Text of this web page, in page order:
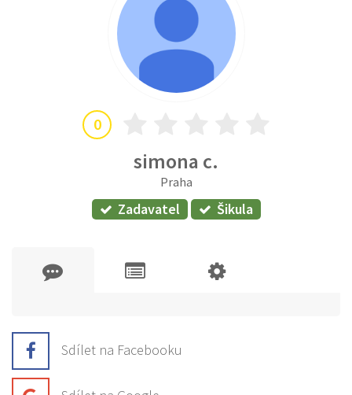
0
simona c.
Praha
Zadavatel Šikula
Sdílet na Facebooku